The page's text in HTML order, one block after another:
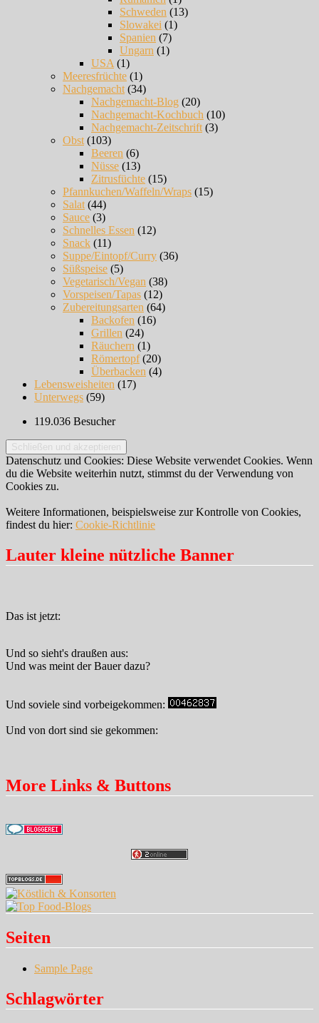
Schweden (13)
Slowakei (1)
Spanien (7)
Ungarn (1)
USA (1)
Meeresfrüchte (1)
Nachgemacht (34)
Nachgemacht-Blog (20)
Nachgemacht-Kochbuch (10)
Nachgemacht-Zeitschrift (3)
Obst (103)
Beeren (6)
Nüsse (13)
Zitrusfüchte (15)
Pfannkuchen/Waffeln/Wraps (15)
Salat (44)
Sauce (3)
Schnelles Essen (12)
Snack (11)
Suppe/Eintopf/Curry (36)
Süßspeise (5)
Vegetarisch/Vegan (38)
Vorspeisen/Tapas (12)
Zubereitungsarten (64)
Backofen (16)
Grillen (24)
Räuchern (1)
Römertopf(20)
Überbacken (4)
Lebensweisheiten (17)
Unterwegs (59)
119.036 Besucher
Datenschutz und Cookies: Diese Website verwendet Cookies. Wenn
du die Website weiterhin nutzt, stimmst du der Verwendung von
Cookies zu.
Weitere Informationen, beispielsweise zur Kontrolle von Cookies,
findest du hier: Cookie-Richtlinie
Lauter kleine nützliche Banner
Das ist jetzt:
Und so sieht's draußen aus:
Und was meint der Bauer dazu?
Und soviele sind vorbeigekommen:
Und von dort sind sie gekommen:
More Links & Buttons
Seiten
Sample Page
Schlagwörter